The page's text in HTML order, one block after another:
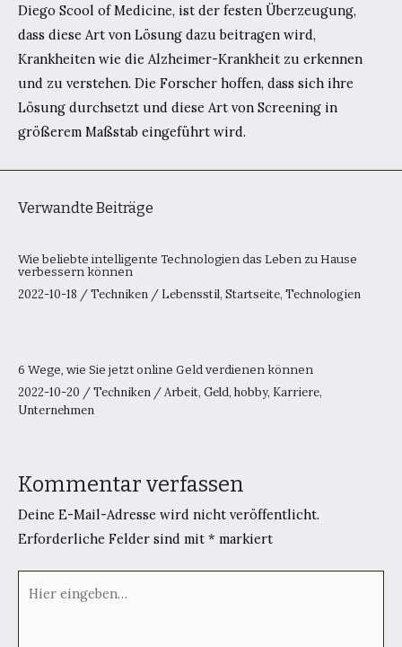
Diego Scool of Medicine, ist der festen Überzeugung,
dass diese Art von Lösung dazu beitragen wird,
Krankheiten wie die Alzheimer-Krankheit zu erkennen
und zu verstehen. Die Forscher hoffen, dass sich ihre
Lösung durchsetzt und diese Art von Screening in
größerem Maßstab eingeführt wird.
Verwandte Beiträge
Wie beliebte intelligente Technologien das Leben zu Hause
verbessern können
2022-10-18 /Techniken / Lebensstil, Startseite, Technologien
6 Wege, wie Sie jetzt online Geld verdienen können
2022-10-20 /Techniken /Arbeit, Geld, hobby, Karriere,
Unternehmen
Kommentar verfassen
Deine E-Mail-Adresse wird nicht veröffentlicht.
Erforderliche Felder sind mit * markiert
eingeben…